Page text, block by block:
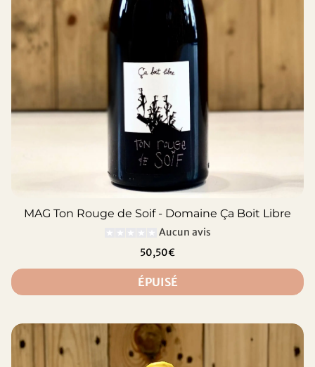
MAG Ton Rouge de Soif - Domaine Ça Boit Libre
Aucun avis
50,50€
ÉPUISÉ